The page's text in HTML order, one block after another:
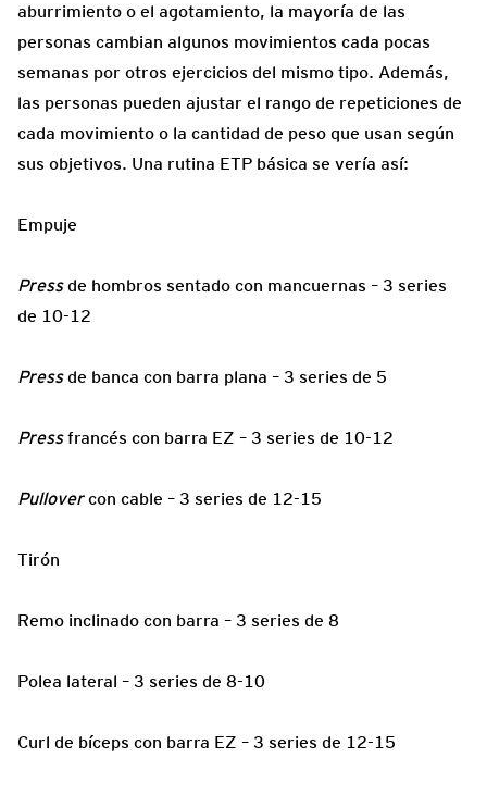
aburrimiento o el agotamiento, la mayoría de las
personas cambian algunos movimientos cada pocas
semanas por otros ejercicios del mismo tipo. Además,
las personas pueden ajustar el rango de repeticiones de
cada movimiento o la cantidad de peso que usan según
sus objetivos. Una rutina ETP básica se vería así:
Empuje
Pressde hombros sentado con mancuernas – 3 series
de 10-12
Pressde banca con barra plana – 3 series de 5
Pressfrancés con barra EZ – 3 series de 10-12
Pullovercon cable – 3 series de 12-15
Tirón
Remo inclinado con barra – 3 series de 8
Polea lateral – 3 series de 8-10
Curl de bíceps con barra EZ – 3 series de 12-15